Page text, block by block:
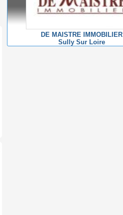
DE MAISTRE IMMOBILIER
Sully Sur Loire